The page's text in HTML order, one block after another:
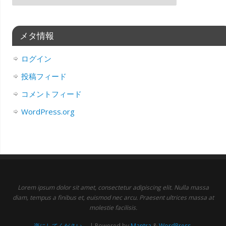
メタ情報
ログイン
投稿フィード
コメントフィード
WordPress.org
Lorem ipsum dolor sit amet, consectetur adipiscing elit. Nulla massa
diam, tempus a finibus et, euismod nec arcu. Praesent ultrices massa at
molestie facilisis.